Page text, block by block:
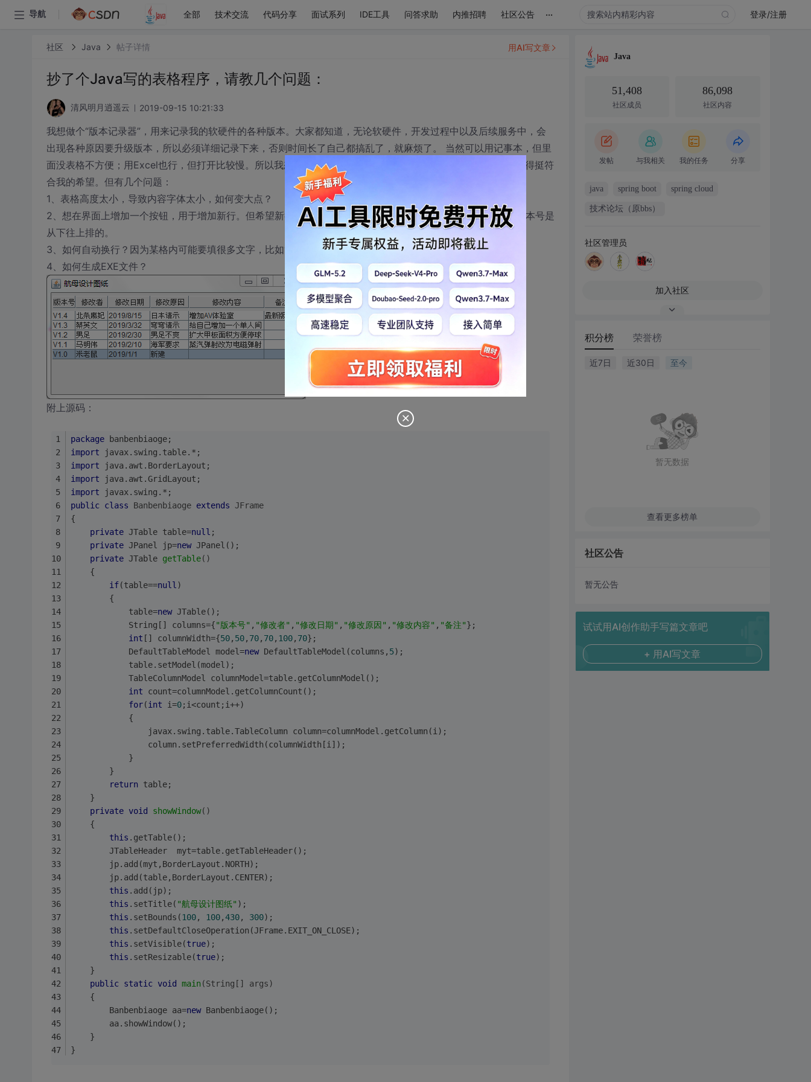
导航 全部 技术交流 代码分享 面试系列 IDE工具 问答求助 内推招聘 社区公告 ... 登录/注册
社区 Java 帖子详情
抄了个Java写的表格程序，请教几个问题：
清风明月逍遥云 2019-09-15 10:21:33
我想做个“版本记录器”，用来记录我的软硬件的各种版本。大家都知道，无论软硬件，开发过程中以及后续服务中，会
出现各种原因要升级版本，所以必须详细记录下来，否则时间长了自己都搞乱了，就麻烦了。 当然可以用记事本，但里
面没表格不方便；用Excel也行，但打开比较慢。所以我想自己做一个，顺便练练手。在网上抄了个表格程序，觉得挺符
合我的希望。但有几个问题：
1、表格高度太小，导致内容字体太小，如何变大点？
2、想在界面上增加一个按钮，用于增加新行。但希望新行出现在表格最上面，而不是最下面。如上图，我填的版本号是
从下往上排的。
3、如何自动换行？因为某格内可能要填很多文字，比如“修改内容”那栏，单行写不下。
4、如何生成EXE文件？
附上源码：
package banbenbiaoge;
import javax.swing.table.*;
import java.awt.BorderLayout;
import java.awt.GridLayout;
import javax.swing.*;
public class Banbenbiaoge extends
JFrame
{
private JTable table=null ;
private JPanel jp=new JPanel();
private JTable getTable()
    {
if(table==null )
        {
            table=
new JTable();
            String[] columns={
"版本号" , "修改者" , "修改日期" , "修改原因" , "修改内容" , "备注"};
int [] columnWidth={50, 50, 70, 70, 100, 70};
            DefaultTableModel model=
new DefaultTableModel(columns, 5);
            table.setModel(model);
            TableColumnModel columnModel=table.getColumnModel();
int count=columnModel.getColumnCount();
for(int i=0;i<count;i++)
            {
                javax.swing.table.TableColumn column=columnModel.getColumn(i);
                column.setPreferredWidth(columnWidth[i]);
            }
        }
return table;
    }
private void showWindow()
    {
this .getTable();
        JTableHeader  myt=table.getTableHeader();
        jp.add(myt,BorderLayout.NORTH);
        jp.add(table,BorderLayout.CENTER);
this .add(jp);
this .setTitle( "航母设计图纸" );
this .setBounds(100, 100,430, 300);
this .setDefaultCloseOperation(JFrame.EXIT_ON_CLOSE);
this .setVisible(true);
this .setResizable(true);
    }
public static void main(String[] args)
    {
        Banbenbiaoge aa=
new Banbenbiaoge();
        aa.showWindow();
    }
}
用AI写文章
Java
51,408
社区成员
86,098
社区内容
发帖 与我相关 我的任务 分享
java spring boot spring cloud
技术论坛（原bbs）
社区管理员
加入社区
积分榜 荣誉榜
近7日 近30日 至今
暂无数据
查看更多榜单
社区公告
暂无公告
试试用AI创作助手写篇文章吧
+ 用AI写文章